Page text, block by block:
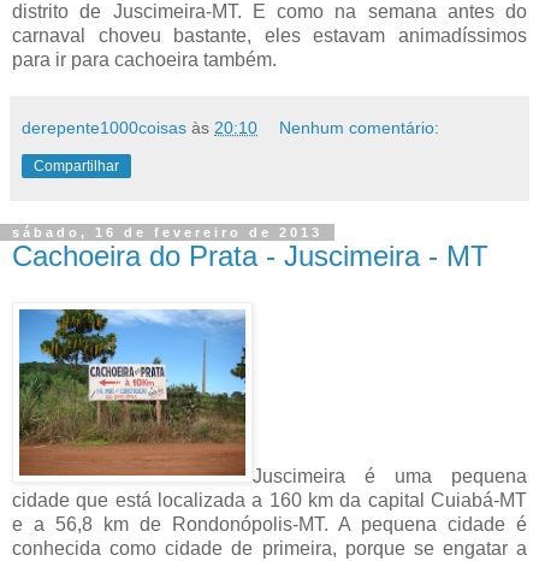
distrito de Juscimeira-MT. E como na semana antes do
carnaval choveu bastante, eles estavam animadíssimos
para ir para cachoeira também.
derepente1000coisas às 20:10 Nenhum comentário:
Compartilhar
sábado, 16 de fevereiro de 2013
Cachoeira do Prata - Juscimeira - MT
Juscimeira é uma pequena
cidade que está localizada a 160 km da capital Cuiabá-MT
e a 56,8 km de Rondonópolis-MT. A pequena cidade é
conhecida como cidade de primeira, porque se engatar a